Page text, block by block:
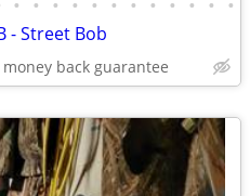
• • • • • • • • • • • •
- Street Bob
back guarantee